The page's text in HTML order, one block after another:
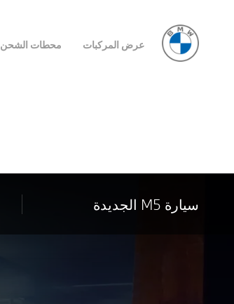
عرض المركبات محطات الشحن
سيارة M5 الجديدة